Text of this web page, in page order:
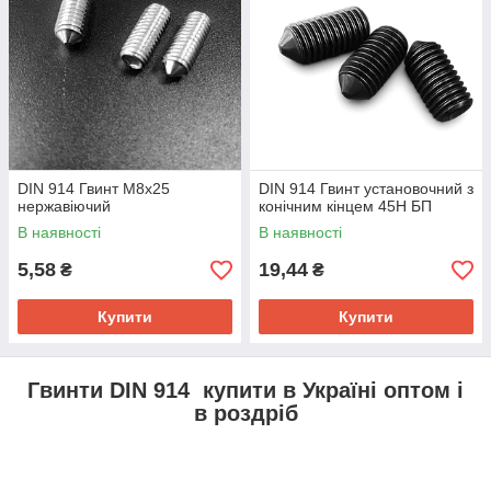
DIN 914 Гвинт М8х25
нержавіючий
В наявності
5,58 ₴
Купити
DIN 914 Гвинт установочний з
конічним кінцем 45H БП
В наявності
19,44 ₴
Купити
Гвинти DIN 914 купити в Україні оптом і
в роздріб